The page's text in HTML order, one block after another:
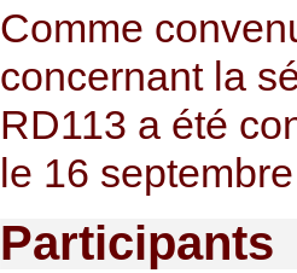
Comme
concernant la
RD113 a été
le 16
Participants